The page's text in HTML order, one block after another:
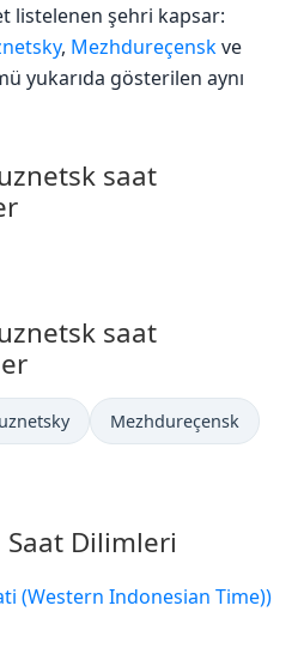
listelenen şehri kapsar:
, Mezhdureçenskve
yukarıda gösterilen aynı
saat
saat
Mezhdureçensk
Saat Dilimleri
(Western Indonesian Time))